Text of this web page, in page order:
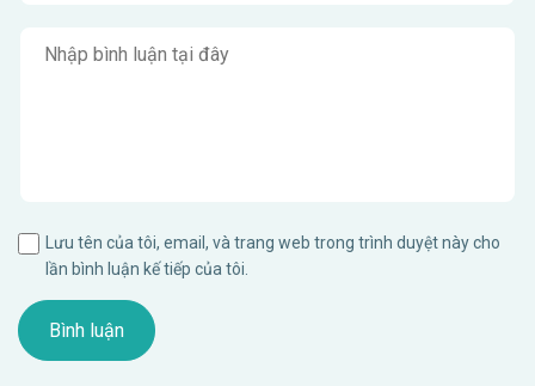
Lưu tên của tôi, email, và trang web trong trình duyệt này cho
lần bình luận kế tiếp của tôi.